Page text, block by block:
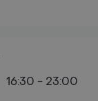
16:30 - 23:00